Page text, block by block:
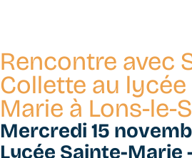
u
g
u
e
s
Rencontre avec
Collette au lycée
Marie à Lons-le-
Mercredi 15
Lycée Sainte-Marie